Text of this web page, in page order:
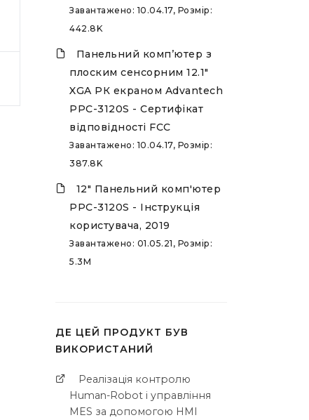
Завантажено: 10.04.17, Розмір:
442.8K
Панельний комп’ютер з
плоским сенсорним 12.1"
XGA РК екраном Advantech
PPC-3120S - Сертифікат
відповідності FCC
Завантажено: 10.04.17, Розмір:
387.8K
12" Панельний комп'ютер
PPC-3120S - Інструкція
користувача, 2019
Завантажено: 01.05.21, Розмір:
5.3M
ДЕ ЦЕЙ ПРОДУКТ БУВ
ВИКОРИСТАНИЙ
Реалізація контролю
Human-Robot і управління
MES за допомогою HMI